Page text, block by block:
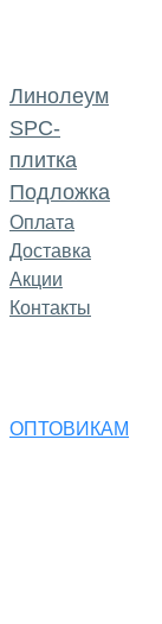
Линолеум
SPC-
плитка
Подложка
Оплата
Доставка
Акции
Контакты
ОПТОВИКАМ